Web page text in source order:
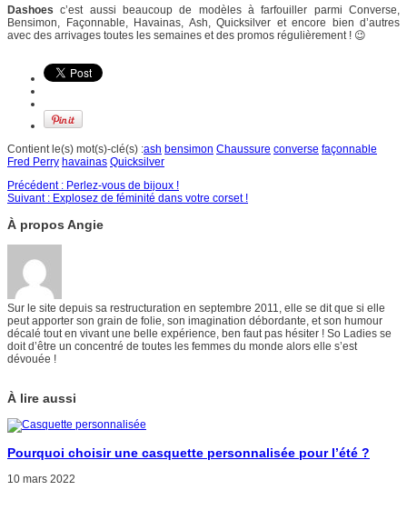
Dashoes c’est aussi beaucoup de modèles à farfouiller parmi Converse,
Bensimon, Façonnable, Havainas, Ash, Quicksilver et encore bien d’autres
avec des arrivages toutes les semaines et des promos régulièrement ! 😉
Contient le(s) mot(s)-clé(s) :ash bensimon Chaussure converse façonnable
Fred Perry havainas Quicksilver
Précédent : Perlez-vous de bijoux !
Suivant : Explosez de féminité dans votre corset !
À propos Angie
Sur le site depuis sa restructuration en septembre 2011, elle se dit que si elle
peut apporter son grain de folie, son imagination débordante, et son humour
décalé tout en vivant une belle expérience, ben faut pas hésiter ! So Ladies se
doit d’être un concentré de toutes les femmes du monde alors elle s’est
dévouée !
À lire aussi
Pourquoi choisir une casquette personnalisée pour l’été ?
10 mars 2022